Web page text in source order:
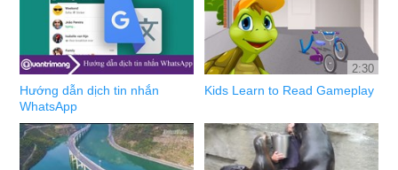
Hướng dẫn dịch tin nhắn
WhatsApp
2:30
Kids Learn to Read Gameplay